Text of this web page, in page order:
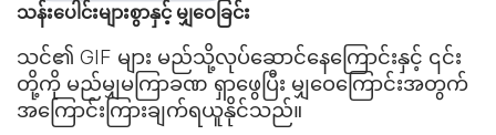
သန်းပေါင်းများစွာနှင့် မျှဝေခြင်း
သင်၏ GIF များ မည်သို့လုပ်ဆောင်နေကြောင်းနှင့် ၎င်း
တို့ကို မည်မျှမကြာခဏ ရှာဖွေပြီး မျှဝေကြောင်းအတွက်
အကြောင်းကြားချက်ရယူနိုင်သည်။